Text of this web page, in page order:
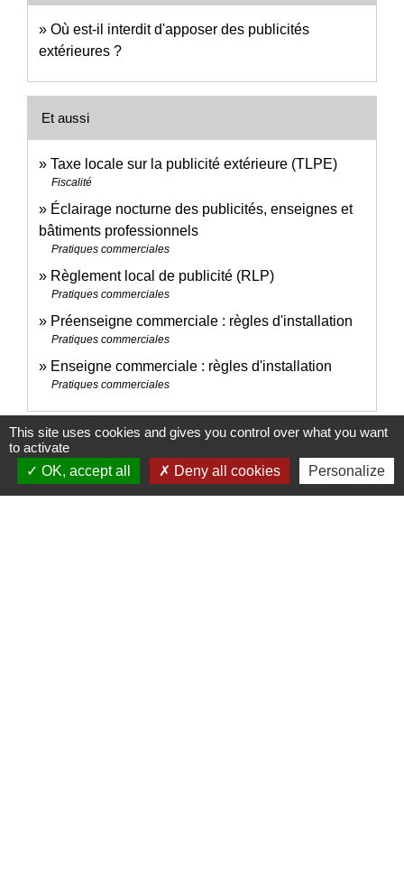
Où est-il interdit d'apposer des publicités
extérieures ?
Et aussi
Taxe locale sur la publicité extérieure (TLPE)
Fiscalité
Éclairage nocturne des publicités, enseignes et
bâtiments professionnels
Pratiques commerciales
Règlement local de publicité (RLP)
Pratiques commerciales
Préenseigne commerciale : règles d'installation
Pratiques commerciales
Enseigne commerciale : règles d'installation
Pratiques commerciales
Signaler une erreur sur cette page
This site uses cookies and gives you control over what you want
to activate
OK, accept all
Deny all cookies Personalize